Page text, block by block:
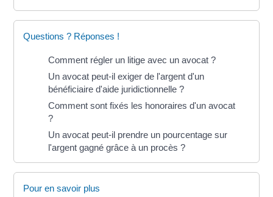
Questions ? Réponses !
Comment régler un litige avec un avocat ?
Un avocat peut-il exiger de l'argent d'un
bénéficiaire d'aide juridictionnelle ?
Comment sont fixés les honoraires d'un avocat
?
Un avocat peut-il prendre un pourcentage sur
l'argent gagné grâce à un procès ?
Pour en savoir plus